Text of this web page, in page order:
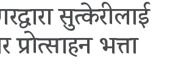
सुत्केरीलाई
भत्ता